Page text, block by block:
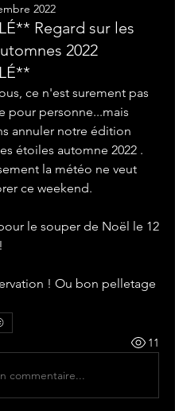
2022
Regard sur les
2022
ce n'est surement pas
pour personne...mais
annuler notre édition
étoiles automne 2022 .
la météo ne veut
ce weekend.
le souper de Noël le 12
! Ou bon pelletage
11
commentaire...